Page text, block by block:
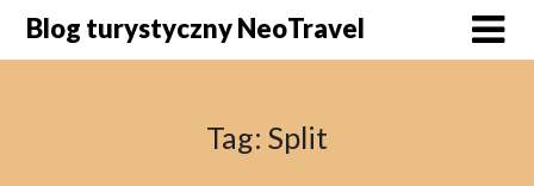
SkipBlog turystyczny NeoTravel
Tag: Split